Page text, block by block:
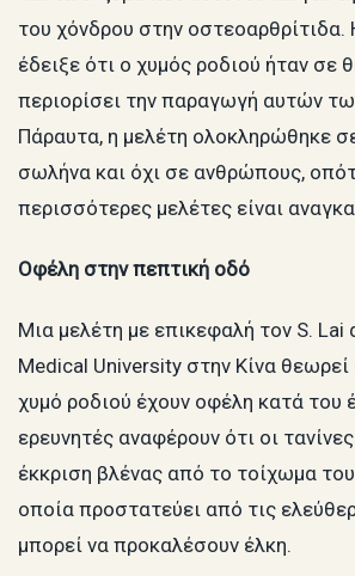
του χόνδρου στην οστεοαρθρίτιδα.
έδειξε ότι ο χυμός ροδιού ήταν σε
περιορίσει την παραγωγή αυτών
Πάραυτα, η μελέτη ολοκληρώθηκε
σωλήνα και όχι σε ανθρώπους,
περισσότερες μελέτες είναι
Οφέλη στην πεπτική οδό
Μια μελέτη με επικεφαλή τον S.
Medical University στην Κίνα θεωρεί
χυμό ροδιού έχουν οφέλη κατά του
ερευνητές αναφέρουν ότι οι
έκκριση βλένας από το τοίχωμα
οποία προστατεύει από τις
μπορεί να προκαλέσουν έλκη.